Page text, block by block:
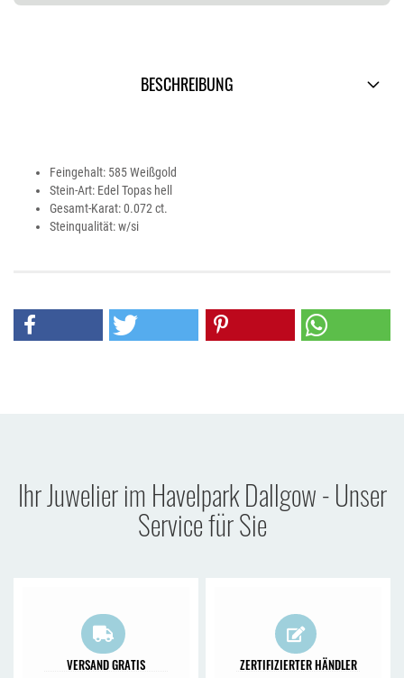
BESCHREIBUNG
Feingehalt: 585 Weißgold
Stein-Art: Edel Topas hell
Gesamt-Karat: 0.072 ct.
Steinqualität: w/si
Ihr Juwelier im Havelpark Dallgow - Unser
Service für Sie
VERSAND GRATIS ZERTIFIZIERTER HÄNDLER